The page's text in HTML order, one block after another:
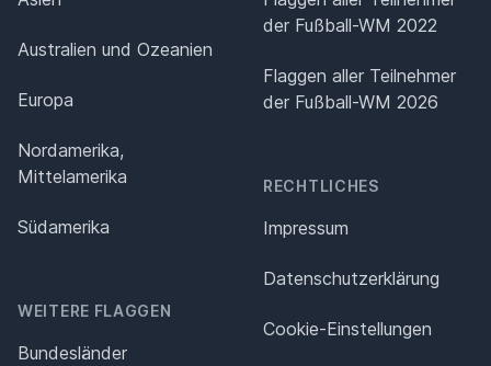
Australien und Ozeanien
Europa
Nordamerika,
Mittelamerika
Südamerika
WEITERE FLAGGEN
Bundesländer
der Fußball-WM 2022
Flaggen aller Teilnehmer
der Fußball-WM 2026
RECHTLICHES
Impressum
Datenschutz­erklärung
Cookie-Einstellungen